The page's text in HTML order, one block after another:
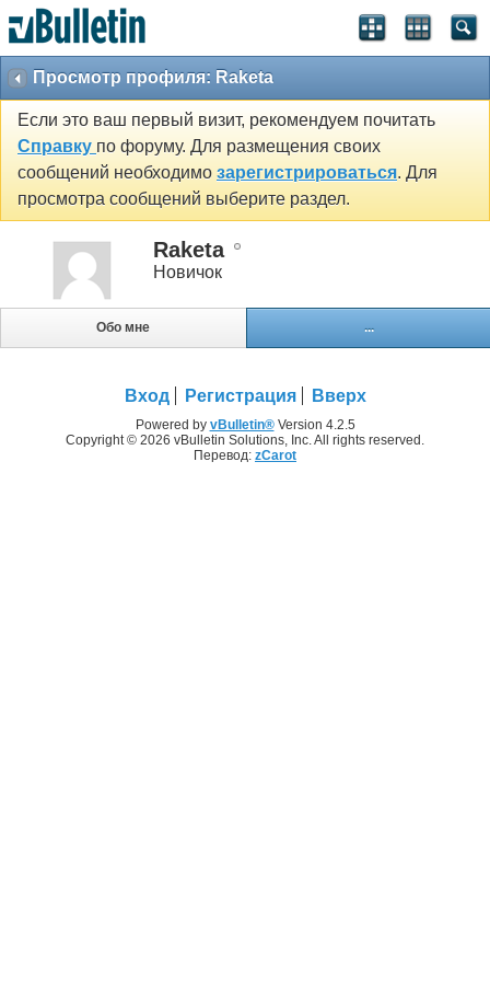
Просмотр профиля: Raketa
Если это ваш первый визит, рекомендуем почитать
Справку по форуму. Для размещения своих
сообщений необходимо зарегистрироваться. Для
просмотра сообщений выберите раздел.
Raketa
Новичок
Обо мне ...
Вход Регистрация Вверх
Powered by vBulletin®Version 4.2.5
Copyright © 2026 vBulletin Solutions, Inc. All rights reserved.
Перевод: zCarot